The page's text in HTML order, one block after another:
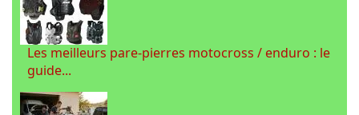
Les meilleurs pare-pierres motocross / enduro : le
guide...